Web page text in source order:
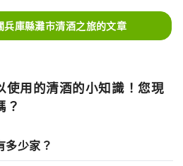
兵庫縣灘市清酒之旅的文章
使用的清酒的小知識！您現
？
少家？